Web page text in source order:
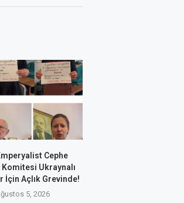
Cephe
Komitesi Ukraynalı
İçin Açlık Grevinde!
5, 2026